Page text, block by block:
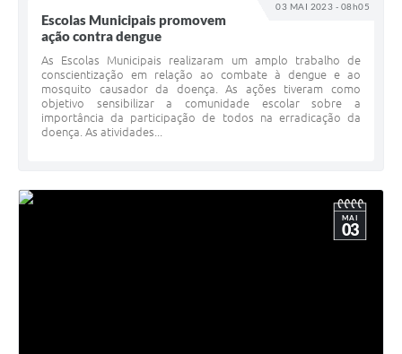
03 MAI 2023 - 08h05
Escolas Municipais promovem
ação contra dengue
As Escolas Municipais realizaram um amplo trabalho de
conscientização em relação ao combate à dengue e ao
mosquito causador da doença. As ações tiveram como
objetivo sensibilizar a comunidade escolar sobre a
importância da participação de todos na erradicação da
doença. As atividades...
MAI
03